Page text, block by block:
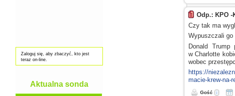
Zaloguj się, aby zbaczyć, kto jest
teraz on-line.
Aktualna sonda
Odp.: KPO
Czy tak ma
Wypuszczali go
Donald Trump
w Charlotte
wobec
https://
macie-krew-na-
Gość